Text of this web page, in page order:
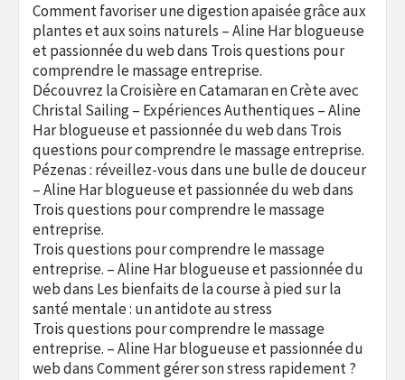
Comment favoriser une digestion apaisée grâce aux
plantes et aux soins naturels – Aline Har blogueuse
et passionnée du webdans Trois questions pour
comprendre le massage entreprise.
Découvrez la Croisière en Catamaran en Crète avec
Christal Sailing – Expériences Authentiques – Aline
Har blogueuse et passionnée du webdans Trois
questions pour comprendre le massage entreprise.
Pézenas : réveillez-vous dans une bulle de douceur
– Aline Har blogueuse et passionnée du webdans
Trois questions pour comprendre le massage
entreprise.
Trois questions pour comprendre le massage
entreprise. – Aline Har blogueuse et passionnée du
webdans Les bienfaits de la course à pied sur la
santé mentale : un antidote au stress
Trois questions pour comprendre le massage
entreprise. – Aline Har blogueuse et passionnée du
webdansComment gérer son stress rapidement ?